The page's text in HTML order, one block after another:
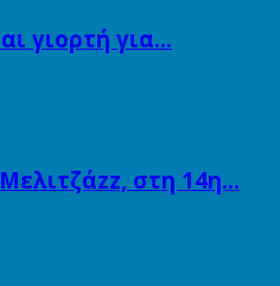
γιορτή για…
στη 14η…